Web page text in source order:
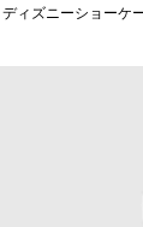
ディズニーショーケ